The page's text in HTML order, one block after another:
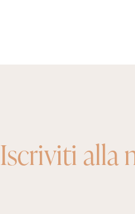
Iscriviti alla